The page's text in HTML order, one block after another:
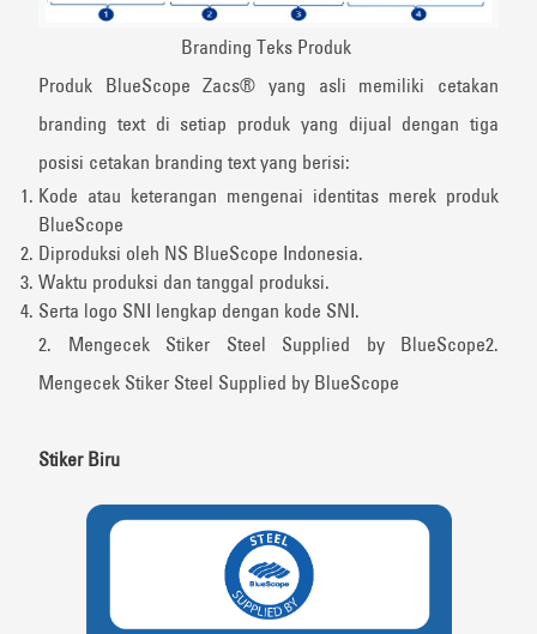
Branding Teks Produk
Produk BlueScope Zacs®️ yang asli memiliki cetakan
branding text di setiap produk yang dijual dengan tiga
posisi cetakan branding text yang berisi:
Kode atau keterangan mengenai identitas merek produk
BlueScope
Diproduksi oleh NS BlueScope Indonesia.
Waktu produksi dan tanggal produksi.
Serta logo SNI lengkap dengan kode SNI.
2. Mengecek Stiker Steel Supplied by BlueScope2.
Mengecek Stiker Steel Supplied by BlueScope
Stiker Biru